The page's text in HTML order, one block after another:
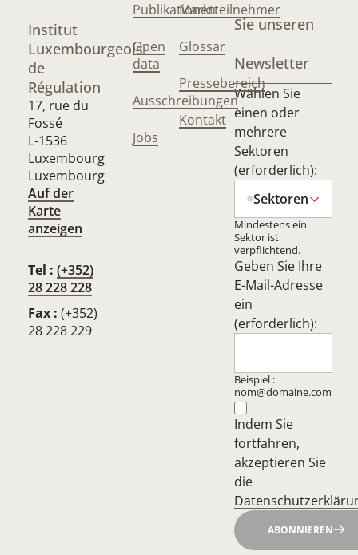
Institut
Luxembourgeois
de
Régulation
17, rue du
Fossé
L-1536
Luxembourg
Luxembourg
Auf der
Karte
anzeigen
Tel : (+352)
28 228 228
Fax : (+352)
28 228 229
Publikationen
Open
data
Ausschreibungen
Jobs
Marktteilnehmer
Glossar
Pressebereich
Kontakt
Sie unseren
Newsletter
Wählen Sie
einen oder
mehrere
Sektoren
(erforderlich):
Sektoren
Mindestens ein
Sektor ist
verpflichtend.
Geben Sie Ihre
E-Mail-Adresse
ein
(erforderlich):
Beispiel :
nom@domaine.com
Indem Sie
fortfahren,
akzeptieren Sie
die
ABONNIEREN